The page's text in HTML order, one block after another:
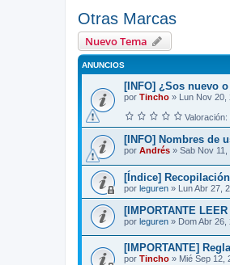
Otras Marcas
Nuevo Tema
ANUNCIOS
[INFO] ¿Sos nuevo
por Tincho » Lun Nov 20,
Valoración:
[INFO] Nombres de
por Andrés » Sab Nov
[Índice]
por leguren » Lun Abr 27,
[IMPORTANTE
por leguren » Dom Abr 26,
[IMPORTANTE]
por Tincho » Mié Sep 12,